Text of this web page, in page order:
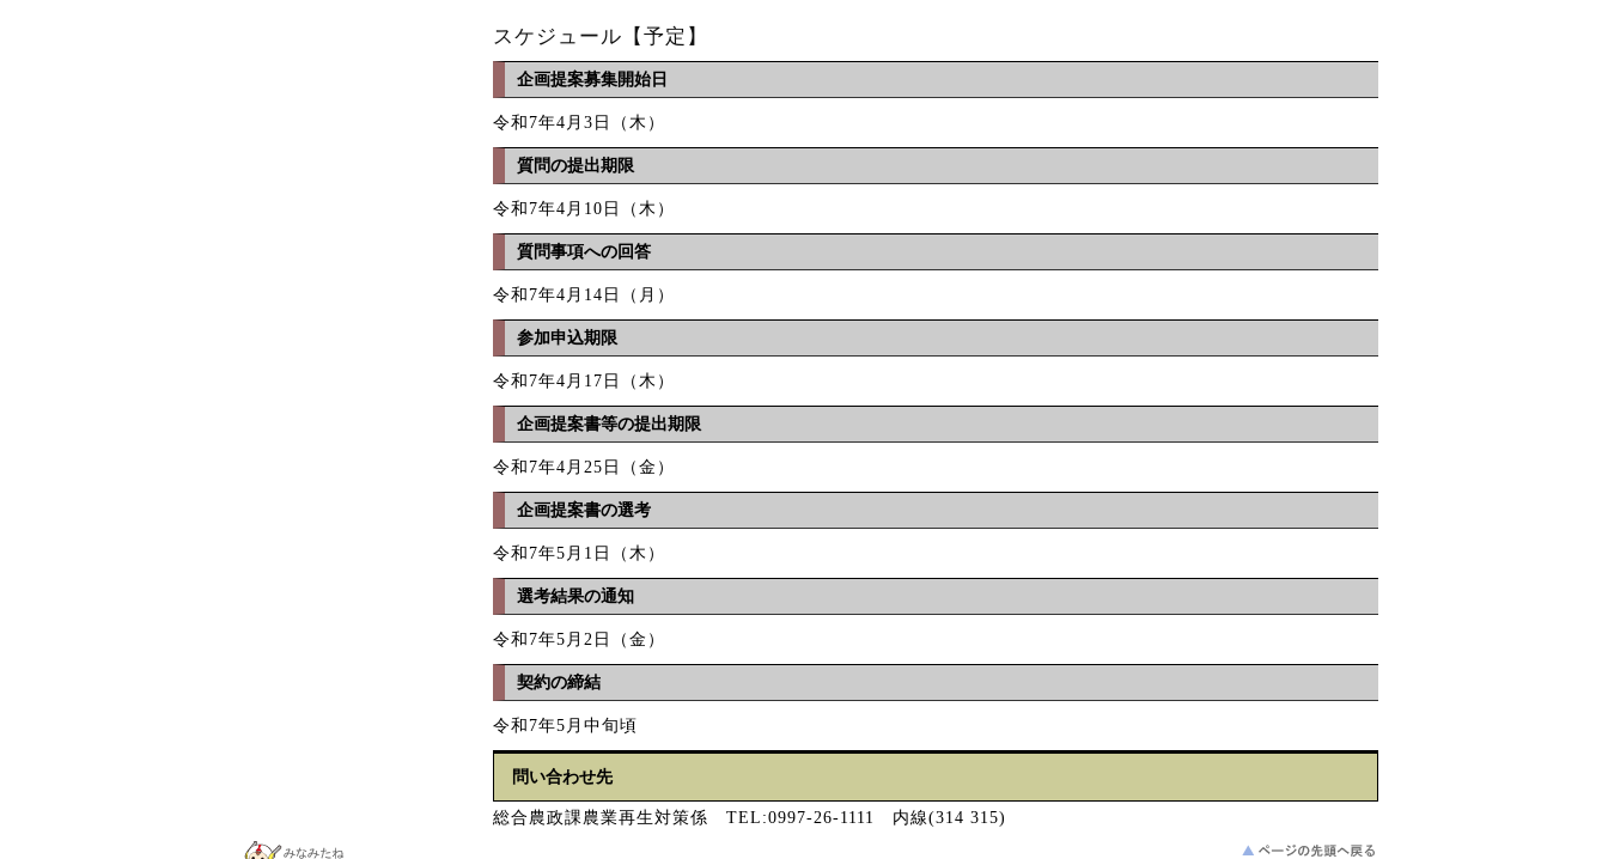
スケジュール【予定】
企画提案募集開始日
令和7年4月3日（木）
質問の提出期限
令和7年4月10日（木）
質問事項への回答
令和7年4月14日（月）
参加申込期限
令和7年4月17日（木）
企画提案書等の提出期限
令和7年4月25日（金）
企画提案書の選考
令和7年5月1日（木）
選考結果の通知
令和7年5月2日（金）
契約の締結
令和7年5月中旬頃
問い合わせ先
総合農政課農業再生対策係 TEL:0997-26-1111 内線(314 315)